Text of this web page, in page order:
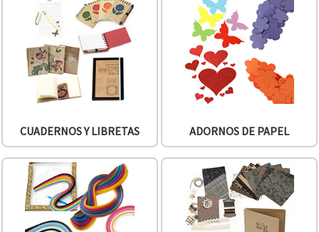
CUADERNOS Y LIBRETAS ADORNOS DE PAPEL